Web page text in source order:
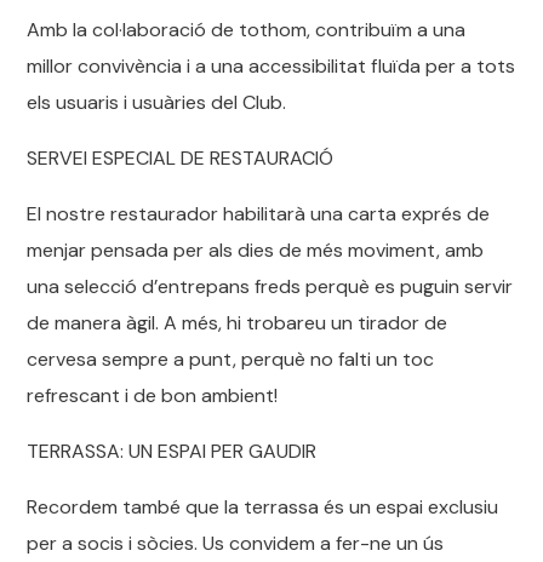
Amb la col·laboració de tothom, contribuïm a una
millor convivència i a una accessibilitat fluïda per a tots
els usuaris i usuàries del Club.
SERVEI ESPECIAL DE RESTAURACIÓ
El nostre restaurador habilitarà una carta exprés de
menjar pensada per als dies de més moviment, amb
una selecció d’entrepans freds perquè es puguin servir
de manera àgil. A més, hi trobareu un tirador de
cervesa sempre a punt, perquè no falti un toc
refrescant i de bon ambient!
TERRASSA: UN ESPAI PER GAUDIR
Recordem també que la terrassa és un espai exclusiu
per a socis i sòcies. Us convidem a fer-ne un ús